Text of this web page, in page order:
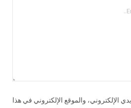
الإلكتروني، والموقع الإلكتروني في هذا